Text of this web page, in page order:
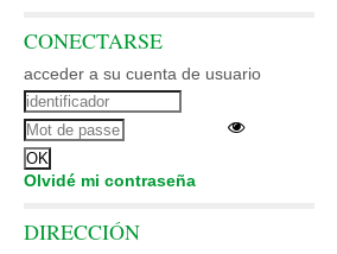
CONECTARSE
acceder a su cuenta de usuario
Olvidé mi contraseña
DIRECCIÓN